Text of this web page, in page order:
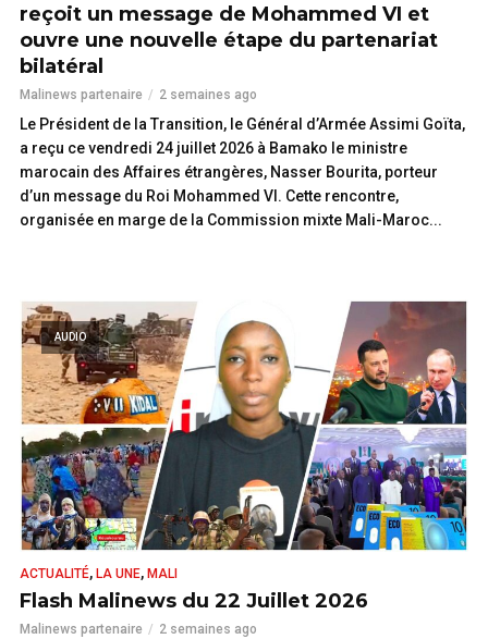
reçoit un message de Mohammed VI et
ouvre une nouvelle étape du partenariat
bilatéral
Malinews partenaire 2 semaines ago
Le Président de la Transition, le Général d’Armée Assimi Goïta,
a reçu ce vendredi 24 juillet 2026 à Bamako le ministre
marocain des Affaires étrangères, Nasser Bourita, porteur
d’un message du Roi Mohammed VI. Cette rencontre,
organisée en marge de la Commission mixte Mali-Maroc...
AUDIO
ACTUALITÉ, LA UNE, MALI
Flash Malinews du 22 Juillet 2026
Malinews partenaire 2 semaines ago